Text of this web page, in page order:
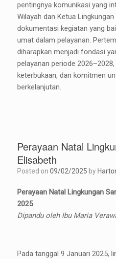
pentingnya komunikasi yang
Wilayah dan Ketua
dokumentasi kegiatan yang
umat dalam pelayanan.
diharapkan menjadi fondasi
pelayanan periode
keterbukaan, dan komitmen
berkelanjutan.
Perayaan Natal
Elisabeth
Posted on 09/02/2025 by
Perayaan Natal Lingkungan
2025
Dipandu oleh Ibu Maria
Pada tanggal 9 Januari 2025,